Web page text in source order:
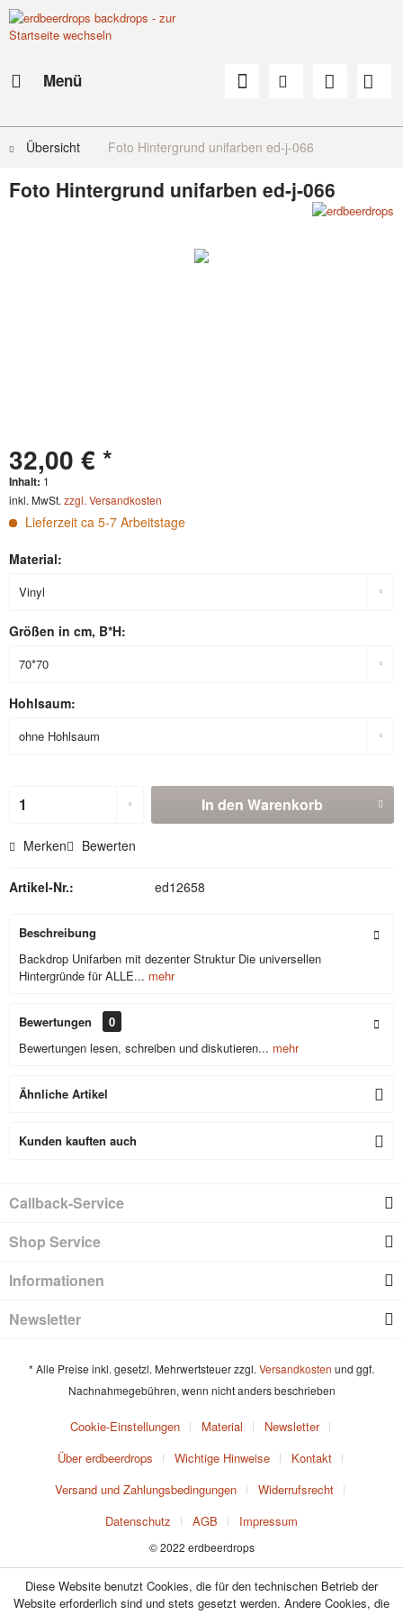
Menü
Übersicht Foto Hintergrund unifarben ed-j-066
Foto Hintergrund unifarben ed-j-066
32,00 € *
Inhalt: 1
inkl. MwSt. zzgl. Versandkosten
Lieferzeit ca 5-7 Arbeitstage
Material:
Größen in cm, B*H:
Hohlsaum:
In den Warenkorb
Merken Bewerten
Artikel-Nr.: ed12658
Beschreibung
Backdrop Unifarben mit dezenter Struktur Die universellen
Hintergründe für ALLE... mehr
Bewertungen
0
Bewertungen lesen, schreiben und diskutieren... mehr
Ähnliche Artikel
Kunden kauften auch
Callback-Service
Shop Service
Informationen
Newsletter
* Alle Preise inkl. gesetzl. Mehrwertsteuer zzgl. Versandkosten und ggf.
Nachnahmegebühren, wenn nicht anders beschrieben
Cookie-Einstellungen Material
Newsletter
Über erdbeerdrops
Wichtige Hinweise
Kontakt
Versand und Zahlungsbedingungen
Widerrufsrecht
Datenschutz
AGB Impressum
© 2022 erdbeerdrops
Diese Website benutzt Cookies, die für den technischen Betrieb der
Website erforderlich sind und stets gesetzt werden. Andere Cookies, die